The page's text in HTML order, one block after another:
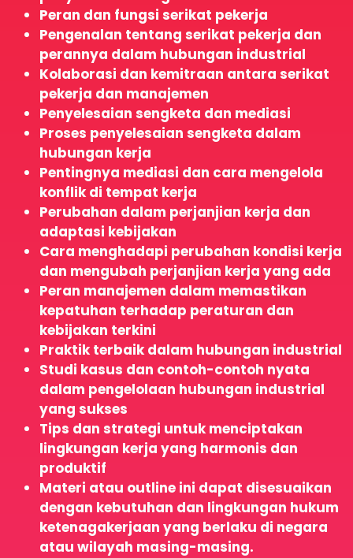
Peran dan fungsi serikat pekerja
Pengenalan tentang serikat pekerja dan
perannya dalam hubungan industrial
Kolaborasi dan kemitraan antara serikat
pekerja dan manajemen
Penyelesaian sengketa dan mediasi
Proses penyelesaian sengketa dalam
hubungan kerja
Pentingnya mediasi dan cara mengelola
konflik di tempat kerja
Perubahan dalam perjanjian kerja dan
adaptasi kebijakan
Cara menghadapi perubahan kondisi kerja
dan mengubah perjanjian kerja yang ada
Peran manajemen dalam memastikan
kepatuhan terhadap peraturan dan
kebijakan terkini
Praktik terbaik dalam hubungan industrial
Studi kasus dan contoh-contoh nyata
dalam pengelolaan hubungan industrial
yang sukses
Tips dan strategi untuk menciptakan
lingkungan kerja yang harmonis dan
produktif
Materi atau outline ini dapat disesuaikan
dengan kebutuhan dan lingkungan hukum
ketenagakerjaan yang berlaku di negara
atau wilayah masing-masing.